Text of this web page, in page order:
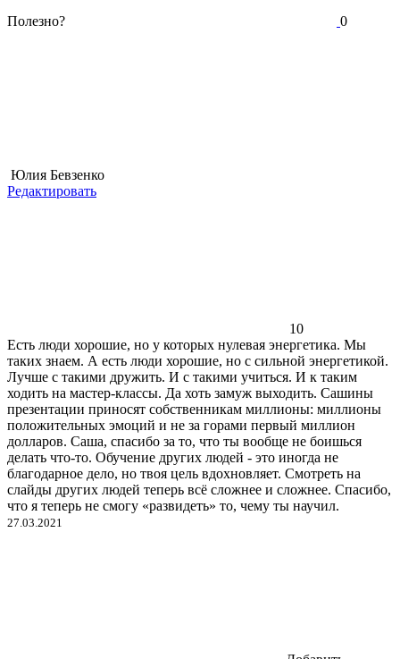
Полезно? 0
Юлия Бевзенко
Редактировать
10
Есть люди хорошие, но у которых нулевая энергетика. Мы
таких знаем. А есть люди хорошие, но с сильной энергетикой.
Лучше с такими дружить. И с такими учиться. И к таким
ходить на мастер-классы. Да хоть замуж выходить. Сашины
презентации приносят собственникам миллионы: миллионы
положительных эмоций и не за горами первый миллион
долларов. Саша, спасибо за то, что ты вообще не боишься
делать что-то. Обучение других людей - это иногда не
благодарное дело, но твоя цель вдохновляет. Смотреть на
слайды других людей теперь всё сложнее и сложнее. Спасибо,
что я теперь не смогу «развидеть» то, чему ты научил.
27.03.2021